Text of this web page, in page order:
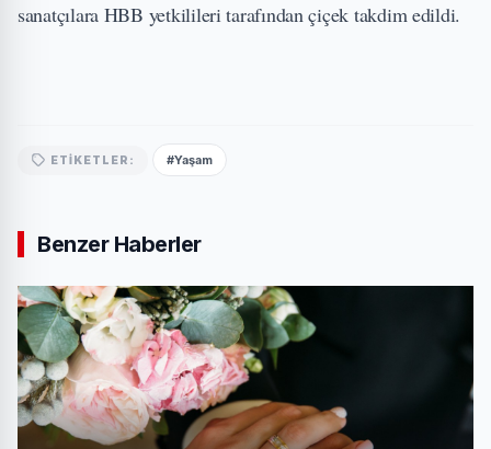
sanatçılara HBB yetkilileri tarafından çiçek takdim edildi.
ETIKETLER: #Yaşam
Benzer Haberler